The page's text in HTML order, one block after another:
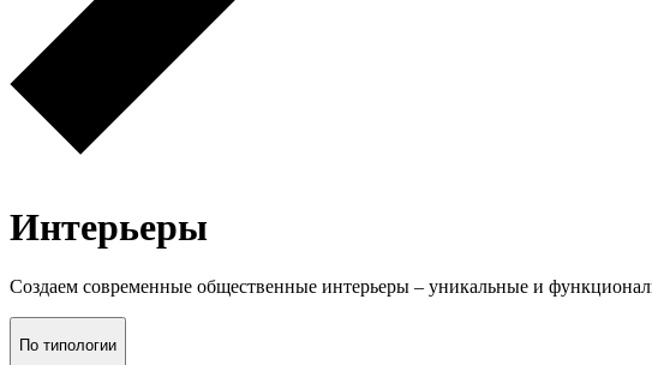
Интерьеры
Создаем современные общественные интерьеры – уникальные и
По типологии